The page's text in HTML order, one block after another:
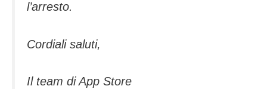
l’arresto.
Cordiali saluti,
Il team di App Store